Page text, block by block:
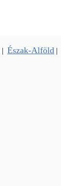
| Észak-Alföld |